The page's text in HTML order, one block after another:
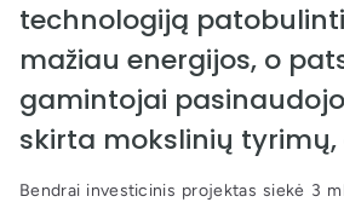
technologiją
mažiau energijos, o
gamintojai
skirta mokslinių tyrimų,
Bendrai investicinis projektas siekė 3